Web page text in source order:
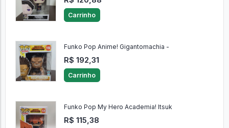
Carrinho
Funko Pop Anime! Gigantomachia -
R$ 192,31
Carrinho
Funko Pop My Hero Academia! Itsuk
R$ 115,38